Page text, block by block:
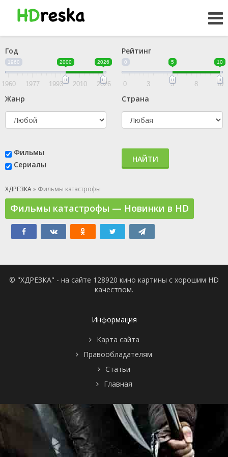
Год
1960 2000 2026
1960 1977 1993 2010 2026
Рейтинг
0 5 10
0 3 5 8 10
Жанр Страна
Фильмы
Сериалы
НАЙТИ
ХДРЕЗКА» Фильмы катастрофы
Фильмы катастрофы — Новинки в HD
© "ХДРЕЗКА" - на сайте 128920 кино картины с хорошим HD
качеством.
Информация
Карта сайта
Правообладателям
Статьи
Главная